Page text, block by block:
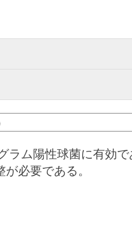
ム陽性球菌に有効で
必要である。